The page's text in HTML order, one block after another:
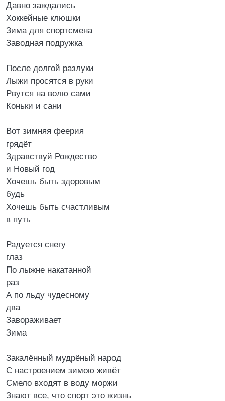
Давно заждались
Хоккейные клюшки
Зима для спортсмена
Заводная подружка
После долгой разлуки
Лыжи просятся в руки
Рвутся на волю сами
Коньки и сани
Вот зимняя феерия
грядёт
Здравствуй Рождество
и Новый год
Хочешь быть здоровым
будь
Хочешь быть счастливым
в путь
Радуется снегу
глаз
По лыжне накатанной
раз
А по льду чудесному
два
Завораживает
Зима
Закалённый мудрёный народ
С настроением зимою живёт
Смело входят в воду моржи
Знают все, что спорт это жизнь